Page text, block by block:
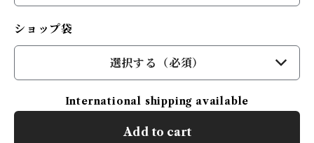
ショップ袋
選択する（必須）
International shipping available
Add to cart